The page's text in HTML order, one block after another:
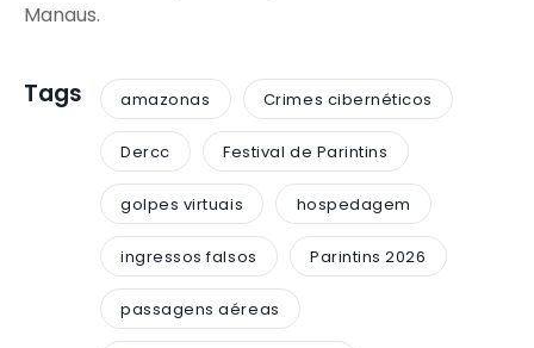
Manaus.
Tags amazonas Crimes cibernéticos
Dercc Festival de Parintins
golpes virtuais hospedagem
ingressos falsos Parintins 2026
passagens aéreas